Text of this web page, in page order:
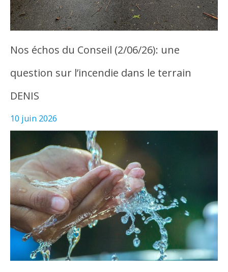
Nos échos du Conseil (2/06/26): une
question sur l’incendie dans le terrain
DENIS
10 juin 2026